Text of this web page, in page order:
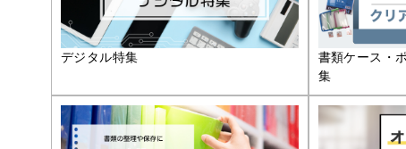
デジタル特集
書類ケース・
集